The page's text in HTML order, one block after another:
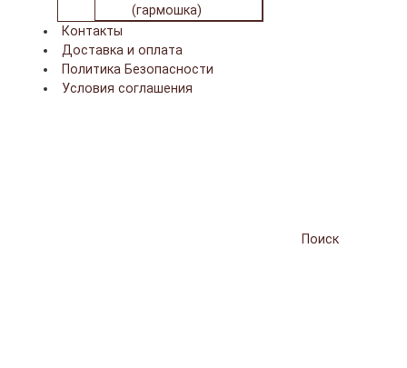
(гармошка)
Контакты
Доставка и оплата
Политика Безопасности
Условия соглашения
Поиск